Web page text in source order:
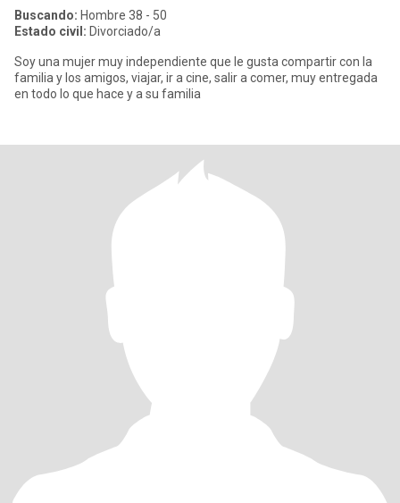
Buscando: Hombre 38 - 50
Estado civil: Divorciado/a
Soy una mujer muy independiente que le gusta compartir con la
familia y los amigos, viajar, ir a cine, salir a comer, muy entregada
en todo lo que hace y a su familia